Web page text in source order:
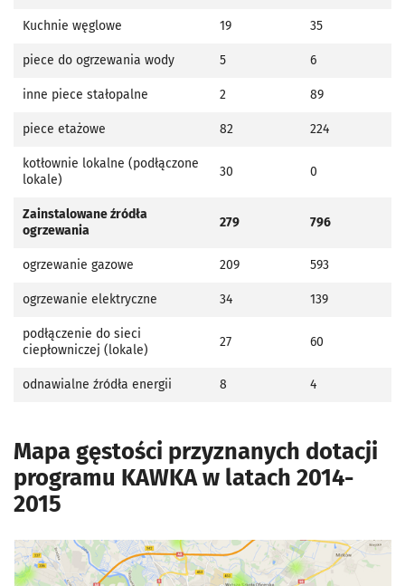
Kuchnie węglowe 19 35
piece do ogrzewania wody 5 6
inne piece stałopalne 2 89
piece etażowe 82 224
kotłownie lokalne (podłączone
lokale)
30 0
Zainstalowane źródła
ogrzewania
279 796
ogrzewanie gazowe 209 593
ogrzewanie elektryczne 34 139
podłączenie do sieci
ciepłowniczej (lokale)
27 60
odnawialne źródła energii 8 4
Mapa gęstości przyznanych dotacji
programu KAWKA w latach 2014-
2015